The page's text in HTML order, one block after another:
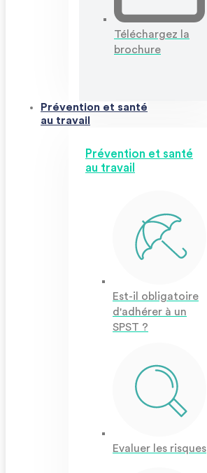
Téléchargez la
brochure
Prévention et santé
au travail
Prévention et santé
au travail
Est-il obligatoire
d'adhérer à un
SPST ?
Evaluer les risques